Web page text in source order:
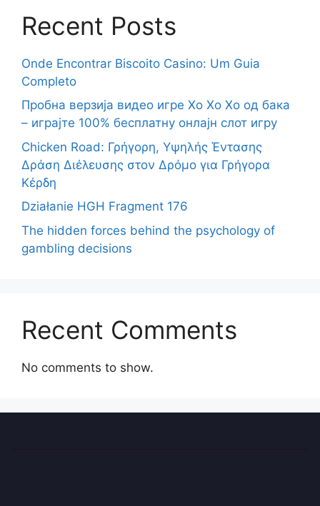
Recent Posts
Onde Encontrar Biscoito Casino: Um Guia
Completo
Пробна верзија видео игре Хо Хо Хо од бака
– играјте 100% бесплатну онлајн слот игру
Chicken Road: Γρήγορη, Υψηλής Έντασης
Δράση Διέλευσης στον Δρόμο για Γρήγορα
Κέρδη
Działanie HGH Fragment 176
The hidden forces behind the psychology of
gambling decisions
Recent Comments
No comments to show.